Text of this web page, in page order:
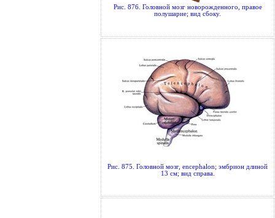
Рис. 876. Головной мозг новорожденного, правое
полушарие; вид сбоку.
Рис. 875. Головной мозг, encephalon; эмбрион длиной
13 см; вид справа.